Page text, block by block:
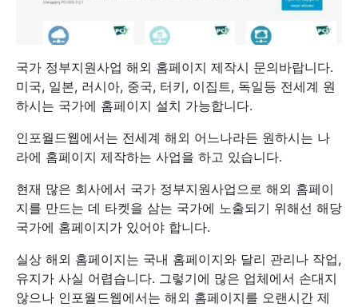
국가 정부지원사업 해외 홈페이지 제작시 문의바랍니다.
미국, 일본, 러시아, 중국, 터키, 이집트, 독일등 전세계 원
하시는 국가에 홈페이지 설치 가능합니다.
인포월드웹에서는 전세계 해외 어느나라든 원하시는 나
라에 홈페이지 제작하는 사업을 하고 있습니다.
현재 많은 회사에서 국가 정부지원사업으로 해외 홈페이
지를 만드는 데 타켓을 삼는 국가에 노출되기 위해선 해당
국가에 홈페이지가 있어야 합니다.
실상 해외 홈페이지는 국내 홈페이지와 달리 관리나 작업,
유지가 사실 어렵습니다. 그렇기에 많은 업체에서 손대지
않으나 인포월드웹에서는 해외 홈페이지를 오랜시간 제